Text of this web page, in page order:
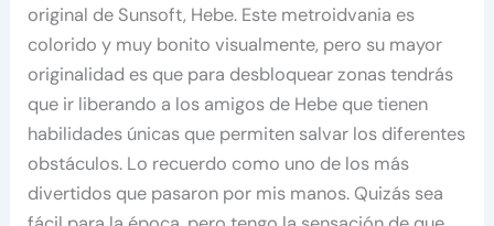
original de Sunsoft, Hebe. Este metroidvania es
colorido y muy bonito visualmente, pero su mayor
originalidad es que para desbloquear zonas tendrás
que ir liberando a los amigos de Hebe que tienen
habilidades únicas que permiten salvar los diferentes
obstáculos. Lo recuerdo como uno de los más
divertidos que pasaron por mis manos. Quizás sea